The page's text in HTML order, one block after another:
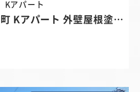
Kアパート
春日井市 管大臣町 Kアパート 外壁屋根塗装リフォーム